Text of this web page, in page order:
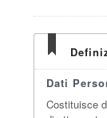
Dati
Costituisce